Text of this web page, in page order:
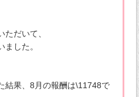
だいて、
ました。
結果、8月の報酬は\11748で